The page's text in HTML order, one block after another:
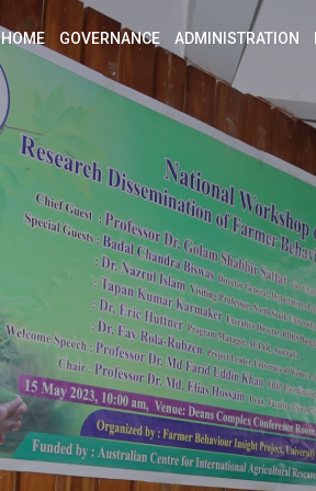
HOME GOVERNANCE ADMINISTRATION